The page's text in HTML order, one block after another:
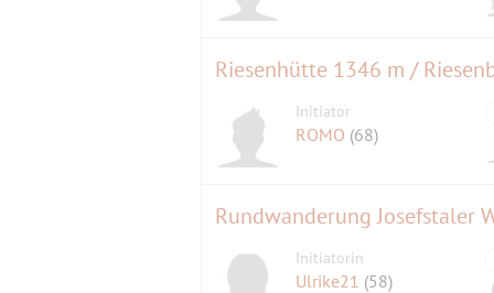
Riesenhütte 1346 m /
Initiator
ROMO (68)
Rundwanderung Josefstaler
Initiatorin
Ulrike21 (58)